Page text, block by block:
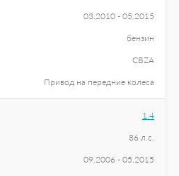
03.2010 - 05.2015
бензин
CBZA
Привод на передние колеса
1.4
86 л.с.
09.2006 - 05.2015